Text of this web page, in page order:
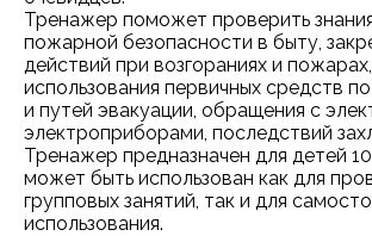
Тренажер поможет проверить
пожарной безопасности в быту,
действий при возгораниях и пожарах,
использования первичных средств
и путей эвакуации, обращения с
электроприборами, последствий
Тренажер предназначен для детей
может быть использован как для
групповых занятий, так и для
использования.